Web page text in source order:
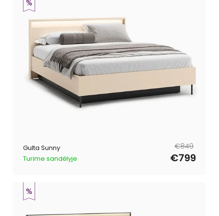
Gulta Sunny
Turime sandėlyje
Parastā€849
Pārdošanas
€799